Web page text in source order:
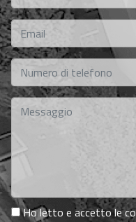
Ho letto e accetto le